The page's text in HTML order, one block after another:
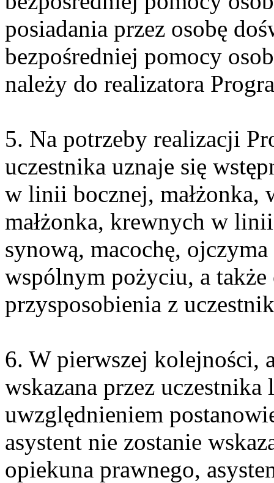
posiadania przez osobę
bezpośredniej pomocy
należy do realizatora
5. Na potrzeby realizacji
uczestnika uznaje się
w linii bocznej, małżonka,
małżonka, krewnych w
synową, macochę,
wspólnym pożyciu, a także
przysposobienia z
6. W pierwszej kolejności,
wskazana przez
uwzględnieniem
asystent nie zostanie
opiekuna prawnego,